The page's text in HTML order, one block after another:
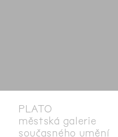
PLATO
městská galerie
současného umění